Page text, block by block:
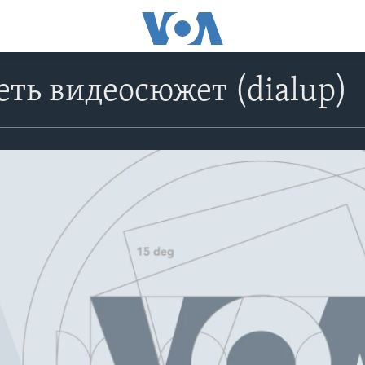
видеосюжет (dialup)
No media source currently